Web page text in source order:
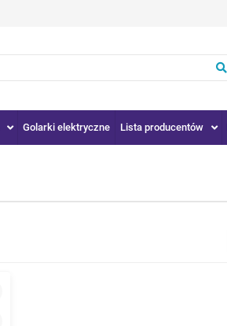
Golarki elektryczne Lista producentów